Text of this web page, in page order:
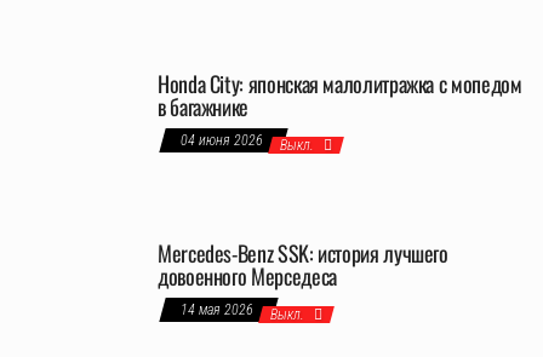
Honda City: японская малолитражка с мопедом
в багажнике
04 июня 2026 Выкл.
Mercedes-Benz SSK: история лучшего
довоенного Мерседеса
14 мая 2026 Выкл.